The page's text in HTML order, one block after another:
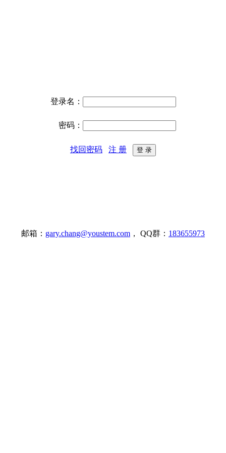
登录名：
密码：
找回密码 注 册
邮箱： gary.chang@youstem.com ， QQ群： 183655973